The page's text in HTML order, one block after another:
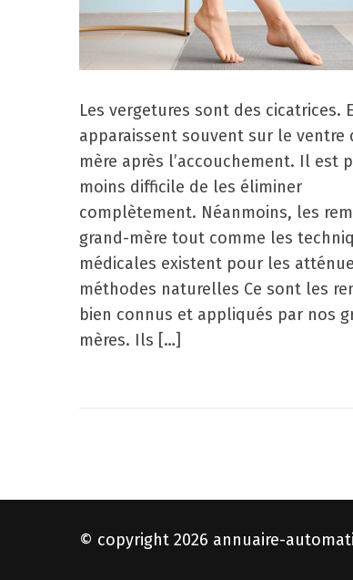
Les vergetures sont des cicatrices.
apparaissent souvent sur le ventre
mère après l’accouchement. Il est
moins difficile de les éliminer
complètement. Néanmoins, les
grand-mère tout comme les
médicales existent pour les
méthodes naturelles Ce sont les
bien connus et appliqués par nos
mères. Ils […]
© copyright 2026 annuaire-